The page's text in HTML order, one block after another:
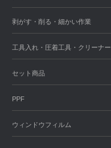
剥がす・削る・細かい作業
工具入れ・圧着工具・クリーナー
セット商品
PPF
ウィンドウフィルム